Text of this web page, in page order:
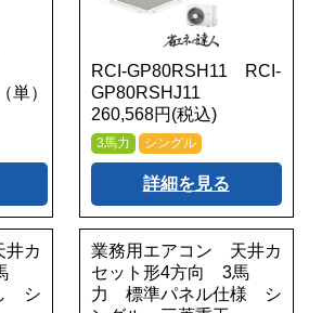
単）
RCI-GP80RSH11 RCI-
GP80RSHJ11
260,568円(税込)
3馬力 シングル
詳細を見る
カ
シ
業務用エアコン 天井カ
セット形4方向 3馬
力 標準パネル仕様 シ